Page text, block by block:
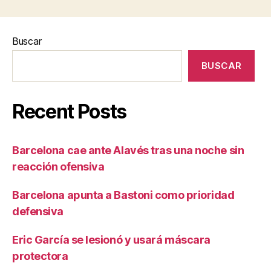
Buscar
BUSCAR
Recent Posts
Barcelona cae ante Alavés tras una noche sin
reacción ofensiva
Barcelona apunta a Bastoni como prioridad
defensiva
Eric García se lesionó y usará máscara
protectora